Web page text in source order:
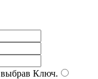
Ключ.